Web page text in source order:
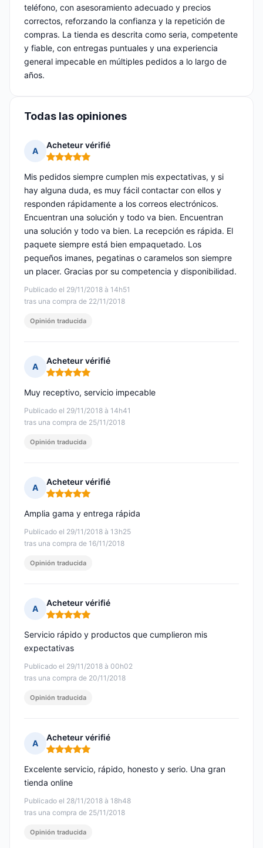
teléfono, con asesoramiento adecuado y precios
correctos, reforzando la confianza y la repetición de
compras. La tienda es descrita como seria, competente
y fiable, con entregas puntuales y una experiencia
general impecable en múltiples pedidos a lo largo de
años.
Todas las opiniones
A
Acheteur vérifié
Nota: 5 de 5
Publicado el 29/11/2018 à 14h51
tras una compra de 22/11/2018
Mis pedidos siempre cumplen mis expectativas, y si
hay alguna duda, es muy fácil contactar con ellos y
responden rápidamente a los correos electrónicos.
Encuentran una solución y todo va bien. Encuentran
una solución y todo va bien. La recepción es rápida. El
paquete siempre está bien empaquetado. Los
pequeños imanes, pegatinas o caramelos son siempre
un placer. Gracias por su competencia y disponibilidad.
Opinión traducida
A
Acheteur vérifié
Nota: 5 de 5
Publicado el 29/11/2018 à 14h41
tras una compra de 25/11/2018
Muy receptivo, servicio impecable
Opinión traducida
A
Acheteur vérifié
Nota: 5 de 5
Publicado el 29/11/2018 à 13h25
tras una compra de 16/11/2018
Amplia gama y entrega rápida
Opinión traducida
A
Acheteur vérifié
Nota: 5 de 5
Publicado el 29/11/2018 à 00h02
tras una compra de 20/11/2018
Servicio rápido y productos que cumplieron mis
expectativas
Opinión traducida
A
Acheteur vérifié
Nota: 5 de 5
Publicado el 28/11/2018 à 18h48
tras una compra de 25/11/2018
Excelente servicio, rápido, honesto y serio. Una gran
tienda online
Opinión traducida